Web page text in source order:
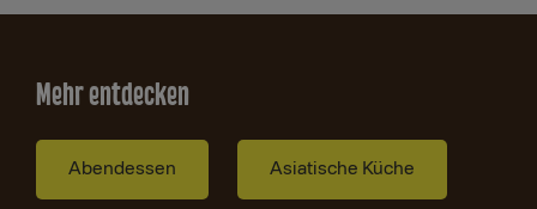
Mehr entdecken
Abendessen Asiatische Küche